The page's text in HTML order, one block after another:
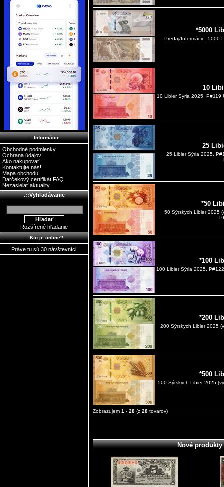
.::Informácie
Obchodné podmienky
Ochrana údajov
Ako nakupovať
Kontaktujte nás!
Mapa obchodu
Darčekový certifikát FAQ
Nezasielať aktuality
.::Vyhľadávanie
Rozšírené hľadanie
.::Kto je online?
Práve tu sú 30 návštevníci
*5000
Predaj/Informácie: 5000
10
10 Libier Sýria 2025, P#119
25
25 Libier Sýria 2025,
*50
50 Sýrskych Libier 2025
*100
100 Libier Sýria 2025,
*200
200 Sýrskych Libier 2025
*500
500 Sýrskych Libier 2025
Zobrazujem 1 - 28 (z 28 tovarov)
Nové produkty